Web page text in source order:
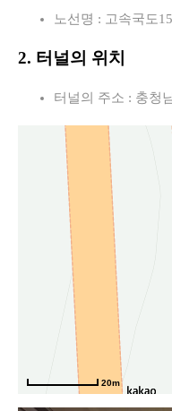
노선명 : 고속국도
2. 터널의 위치
터널의 주소 : 충청
20m